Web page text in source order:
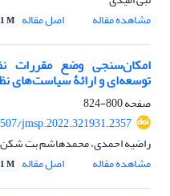
مشاهده مقاله
اصل مقاله M
امکان‌سنجی وضع مقررات
توسعه‌ای و ارائۀ سیاست‌های
صفحه800-824
jmsp.2022.321931.2357
راضیه احمدی، محمدهاشم بت شکن،
مشاهده مقاله
اصل مقاله M